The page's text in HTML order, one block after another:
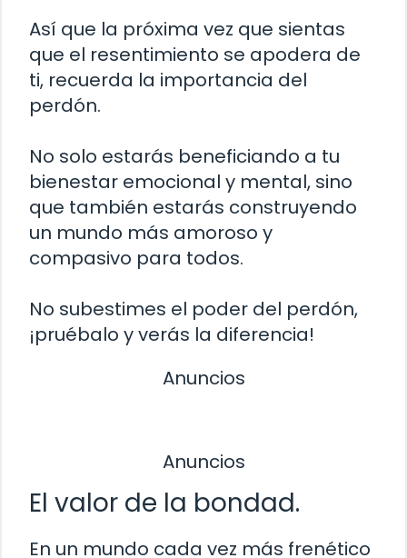
Así que la próxima vez que sientas
que el resentimiento se apodera de
ti, recuerda la importancia del
perdón.
No solo estarás beneficiando a tu
bienestar emocional y mental, sino
que también estarás construyendo
un mundo más amoroso y
compasivo para todos.
No subestimes el poder del perdón,
¡pruébalo y verás la diferencia!
Anuncios
Anuncios
El valor de la bondad.
En un mundo cada vez más frenético